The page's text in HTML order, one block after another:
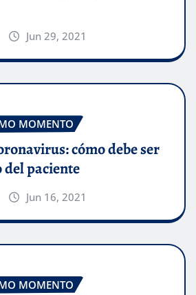
Jun 29, 2021
MOMENTO
cómo debe ser
paciente
Jun 16, 2021
MOMENTO